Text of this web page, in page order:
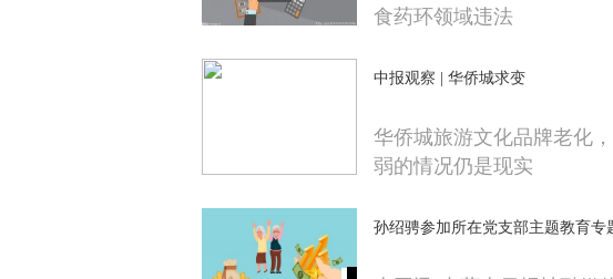
食药环领域违法
中报观察 | 华侨城求变
华侨城旅游文化品牌老化
弱的情况仍是现实
孙绍骋参加所在党支部主题教育专